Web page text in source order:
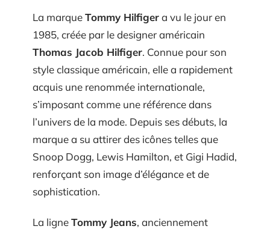
La marqueTommy Hilfigera vu le jour en
1985, créée par le designer américain
Thomas Jacob Hilfiger. Connue pour son
style classique américain, elle a rapidement
acquis une renommée internationale,
s’imposant comme une référence dans
l’univers de la mode. Depuis ses débuts, la
marque a su attirer des icônes telles que
Snoop Dogg, Lewis Hamilton, et Gigi Hadid,
renforçant son image d’élégance et de
sophistication.
La ligneTommy Jeans, anciennement